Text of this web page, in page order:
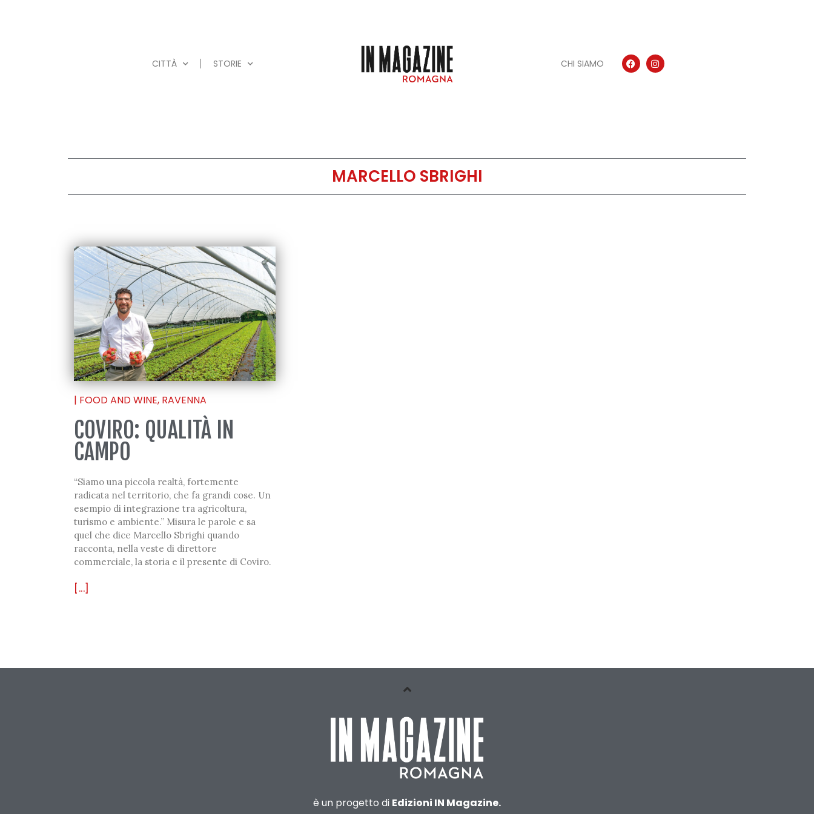
CITTÀ STORIE CHI SIAMO
MARCELLO SBRIGHI
| FOOD AND WINE, RAVENNA
COVIRO: QUALITÀ IN
CAMPO
“Siamo una piccola realtà, fortemente
radicata nel territorio, che fa grandi cose. Un
esempio di integrazione tra agricoltura,
turismo e ambiente.” Misura le parole e sa
quel che dice Marcello Sbrighi quando
racconta, nella veste di direttore
commerciale, la storia e il presente di Coviro.
[...]
è un progetto di Edizioni IN Magazine.